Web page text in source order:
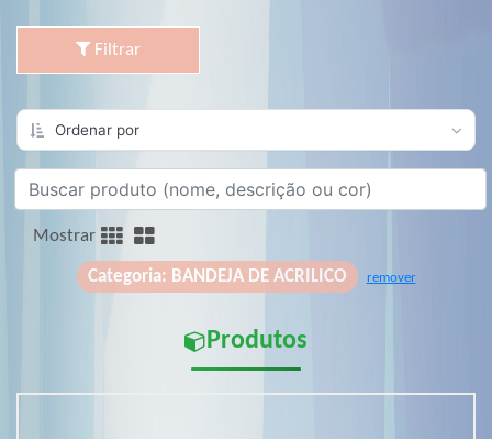
Filtrar
Mostrar
Categoria: BANDEJA DE ACRILICO remover
Produtos